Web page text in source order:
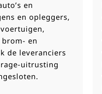
en
en opleggers,
en
de leveranciers
uitrusting